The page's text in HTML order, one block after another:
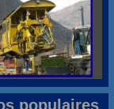
populaires